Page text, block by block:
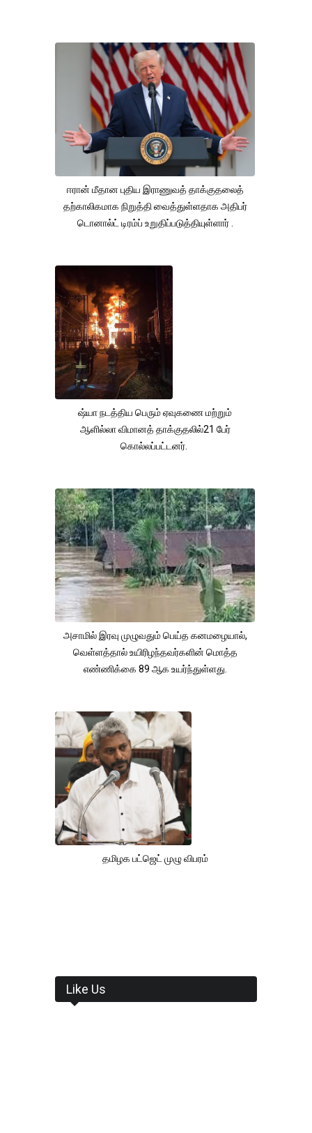
ஈரான் மீதான புதிய இராணுவத் தாக்குதலைத்
தற்காலிகமாக நிறுத்தி வைத்துள்ளதாக அதிபர்
டொனால்ட் டிரம்ப் உறுதிப்படுத்தியுள்ளார் .
ஷ்யா நடத்திய பெரும் ஏவுகணை மற்றும்
ஆளில்லா விமானத் தாக்குதலில்21 பேர்
கொல்லப்பட்டனர்.
அசாமில் இரவு முழுவதும் பெய்த கனமழையால்,
வெள்ளத்தால் உயிரிழந்தவர்களின் மொத்த
எண்ணிக்கை 89 ஆக உயர்ந்துள்ளது.
தமிழக பட்ஜெட் முழு விபரம்
Like Us